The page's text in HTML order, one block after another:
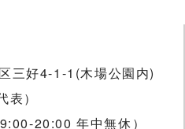
三好4-1-1(木場公園内)
）
20:00 年中無休）